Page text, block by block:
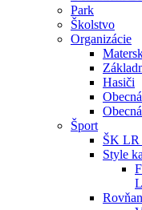
Park
Školstvo
Organizácie
Hasiči
Šport
ŠK LR
Style